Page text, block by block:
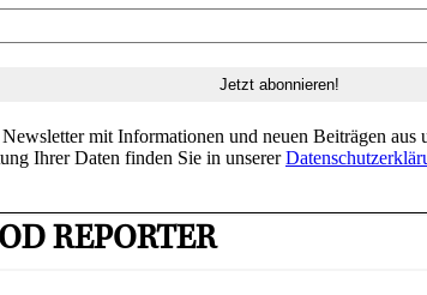
mit Informationen und neuen Beiträgen
Ihrer Daten finden Sie in unserer
REPORTER